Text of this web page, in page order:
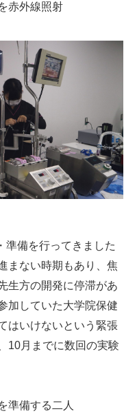
赤外線照射
準備を行ってきました
まない時期もあり、焦
生方の開発に停滞があ
加していた大学院保健
はいけないという緊張
10月までに数回の実験
準備する二人